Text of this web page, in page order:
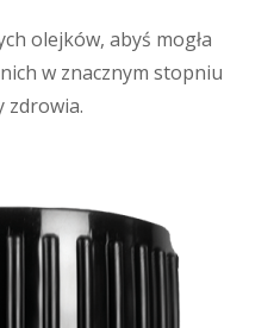
olejków, abyś mogła
w znacznym stopniu
zdrowia.